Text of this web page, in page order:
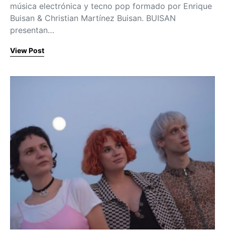
música electrónica y tecno pop formado por Enrique
Buisan & Christian Martínez Buisan. BUISAN
presentan…
View Post